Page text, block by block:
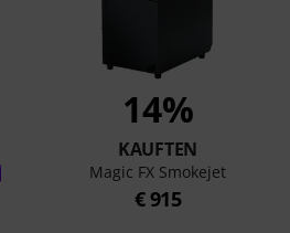
14%
KAUFTEN
Magic FX Smokejet
€ 915